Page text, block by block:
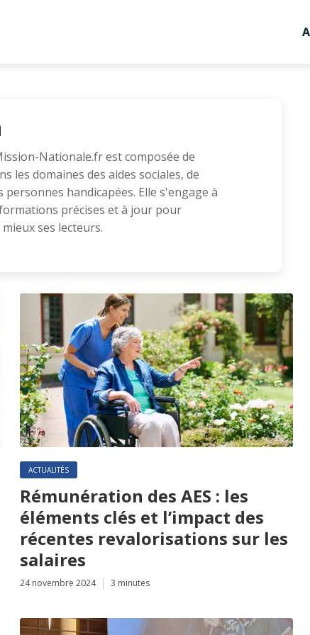
Nationale.fr est composée de
les domaines des aides sociales, de
handicapées. Elle s'engage à
précises et à jour pour
ses lecteurs.
ACTUALITÉS
Rémunération des AES : les
éléments clés et l’impact des
récentes revalorisations sur les
salaires
24 novembre 2024 3 minutes